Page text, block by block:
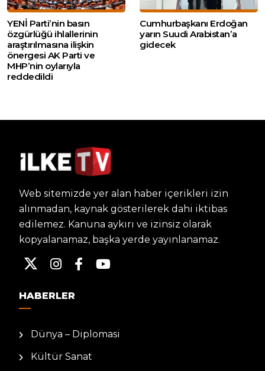
YENİ Parti’nin basın
özgürlüğü ihlallerinin
araştırılmasına ilişkin
önergesi AK Parti ve
MHP’nin oylarıyla
reddedildi
Cumhurbaşkanı Erdoğan
yarın Suudi Arabistan’a
gidecek
Web sitemizde yer alan haber içerikleri izin
alınmadan, kaynak gösterilerek dahi iktibas
edilemez. Kanuna aykırı ve izinsiz olarak
kopyalanamaz, başka yerde yayınlanamaz.
HABERLER
Dünya – Diplomasi
Kültür Sanat